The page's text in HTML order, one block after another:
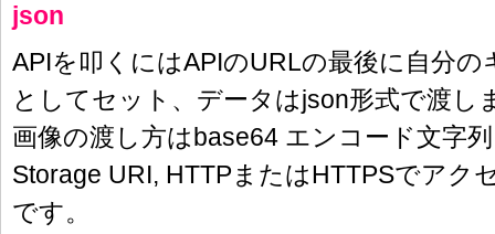
json
APIを叩くにはAPIのURLの最後に自分の
としてセット、データはjson形式で渡し
画像の渡し方はbase64 エンコード文字
Storage URI, HTTPまたはHTTPSでアク
です。